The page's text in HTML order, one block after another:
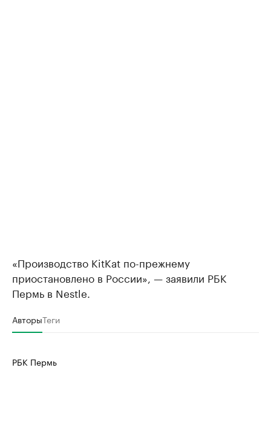
«Производство KitKat по-прежнему
приостановлено в России», — заявили РБК
Пермь в Nestle.
АвторыТеги
РБК Пермь